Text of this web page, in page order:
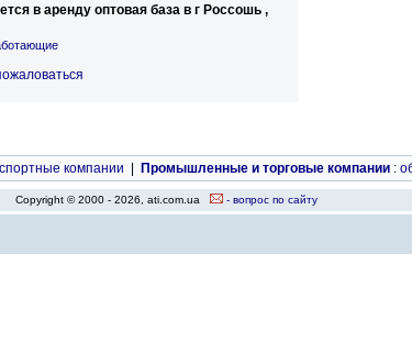
в аренду оптовая база в г Россошь ,
компании Промышленные и торговые компании :
Copyright © 2000 - 2026, ati.com.ua - вопрос по сайту